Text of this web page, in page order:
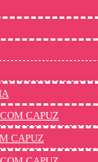
CAPUZ
CAPUZ